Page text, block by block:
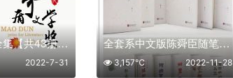
茅盾文学奖全集【共43册】【epub格式】【77.1MB】【编号：950135】
2022-7-31
全套系中文版陈舜臣随笔集【共12册】【epub格式】【4.4MB】【编号：039936】
2022-11-28
3,157℃